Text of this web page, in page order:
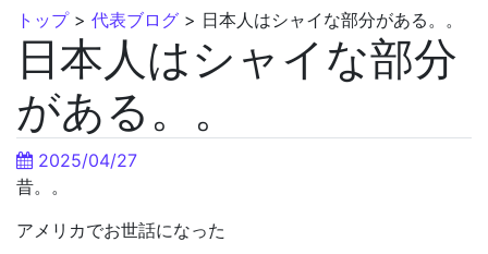
トップ> 代表ブログ > 日本人はシャイな部分がある。。
日本人はシャイな部分
がある。。
2025/04/27
昔。。
アメリカでお世話になった